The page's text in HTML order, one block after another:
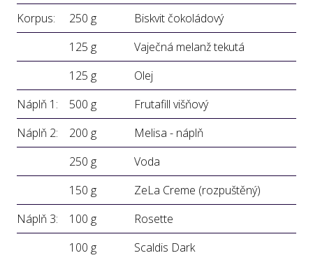
Korpus:
250 g
Biskvit čokoládový
125 g
Vaječná melanž tekutá
125 g
Olej
Náplň 1:
500 g
Frutafill višňový
Náplň 2:
200 g
Melisa - náplň
250 g
Voda
150 g
ZeLa Creme (rozpuštěný)
Náplň 3:
100 g
Rosette
100 g
Scaldis Dark